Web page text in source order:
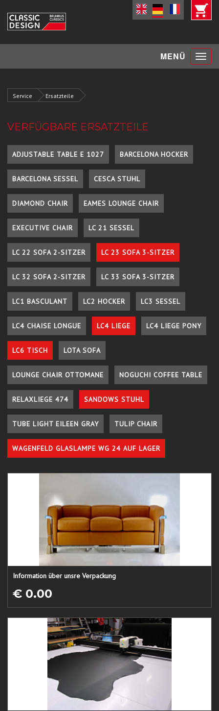
MENÜ Toggle
Service Ersatzteile
VERFÜGBARE ERSATZTEILE
ADJUSTABLE TABLE E 1027 BARCELONA HOCKER
BARCELONA SESSEL CESCA STUHL
DIAMOND CHAIR EAMES LOUNGE CHAIR
EXECUTIVE CHAIR LC 21 SESSEL
LC 22 SOFA 2-SITZER LC 23 SOFA 3-SITZER
LC 32 SOFA 2-SITZER LC 33 SOFA 3-SITZER
LC1 BASCULANT LC2 HOCKER LC3 SESSEL
LC4 CHAISE LONGUE LC4 LIEGE LC4 LIEGE PONY
LC6 TISCH LOTA SOFA
LOUNGE CHAIR OTTOMANE NOGUCHI COFFEE TABLE
RELAXLIEGE 474 SANDOWS STUHL
TUBE LIGHT EILEEN GRAY TULIP CHAIR
WAGENFELD GLASLAMPE WG 24 AUF LAGER
Information über unsre Verpackung
€ 0.00